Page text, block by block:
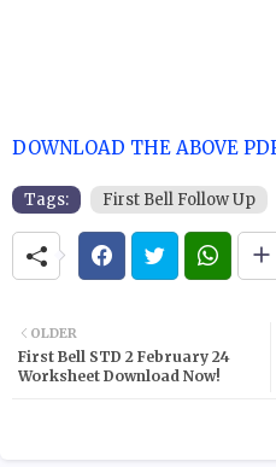
DOWNLOAD THE ABOVE
Tags: First Bell Follow Up
OLDER
First Bell STD 2 February 24
Worksheet Download Now!